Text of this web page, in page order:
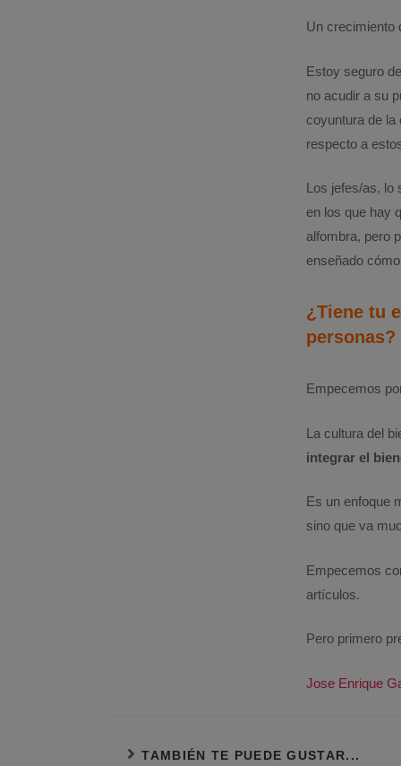
Un crecimiento
Estoy seguro
no acudir a su
coyuntura de la
respecto a
Los jefes/as, lo
en los que hay
alfombra, pero
enseñado
¿Tiene tu
personas?
Empecemos
La cultura del
integrar el
Es un enfoque
sino que va
Empecemos
artículos.
Pero primero
Jose Enrique
TAMBIÉN TE PUEDE GUSTAR...